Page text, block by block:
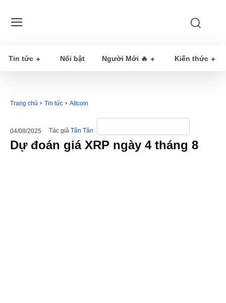
Tin tức Nổi bật Người Mới 🔥 Kiến thức
Trang chủ Tin tức Altcoin
04/08/2025 Tác giả Tân Tân
Dự đoán giá XRP ngày 4 tháng 8